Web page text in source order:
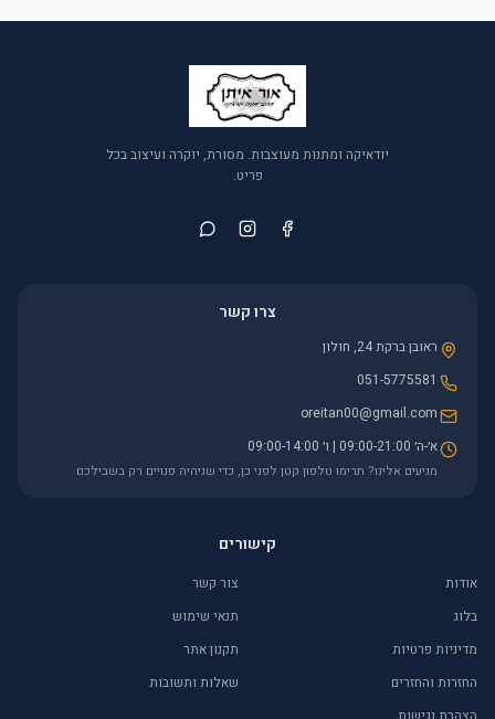
יודאיקה ומתנות מעוצבות. מסורת, יוקרה ועיצוב בכל
פריט.
צרו קשר
ראובן ברקת 24, חולון
051-5775581
oreitan00@gmail.com
א׳-ה׳ 09:00-21:00 | ו׳ 09:00-14:00
מגיעים אלינו? תרימו טלפון קטן לפני כן, כדי שניהיה פנויים רק בשבילכם
קישורים
אודות
צור קשר
בלוג
תנאי שימוש
מדיניות פרטיות
תקנון אתר
החזרות והחזרים
שאלות ותשובות